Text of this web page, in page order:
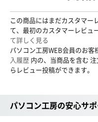
この商品にはまだカスタマー
て、最初のカスタマーレビュ
て詳しく見る
パソコン工房WEB会員のお
入履歴 内の、当商品を含む
らレビュー投稿ができます。
パソコン工房の安心サ